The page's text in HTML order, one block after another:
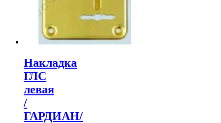
Накладка
ГЛС
левая
/
ГАРДИАН/